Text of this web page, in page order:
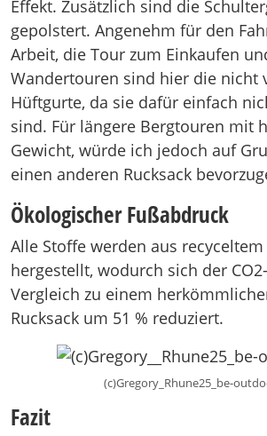
Effekt. Zusätzlich sind die
gepolstert. Angenehm für den
Arbeit, die Tour zum Einkaufen
Wandertouren sind hier die nicht
Hüftgurte, da sie dafür einfach
sind. Für längere Bergtouren mit
Gewicht, würde ich jedoch auf
einen anderen Rucksack
Ökologischer Fußabdruck
Alle Stoffe werden aus
hergestellt, wodurch sich der
Vergleich zu einem
Rucksack um 51 % reduziert.
(c)Gregory_Rhune25_be-
Fazit